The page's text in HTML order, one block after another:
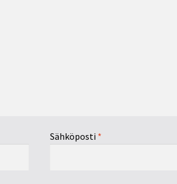
Sähköposti *